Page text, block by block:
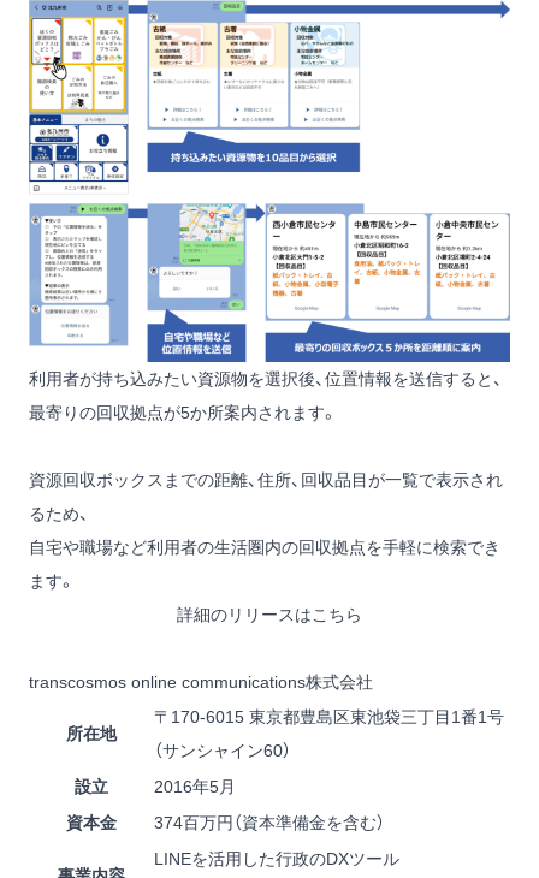
利用者が持ち込みたい資源物を選択後、位置情報を送信すると、
最寄りの回収拠点が5か所案内されます。
資源回収ボックスまでの距離、住所、回収品目が一覧で表示され
るため、
自宅や職場など利用者の生活圏内の回収拠点を手軽に検索でき
ます。
詳細のリリースはこちら
transcosmos online communications株式会社
所在地
〒170-6015 東京都豊島区東池袋三丁目1番1号
（サンシャイン60）
設立
2016年5月
資本金
374百万円（資本準備金を含む）
LINEを活用した行政のDXツール